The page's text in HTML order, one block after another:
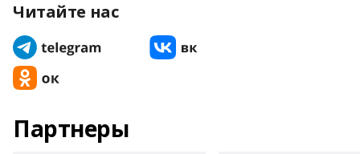
Читайте нас
Партнеры